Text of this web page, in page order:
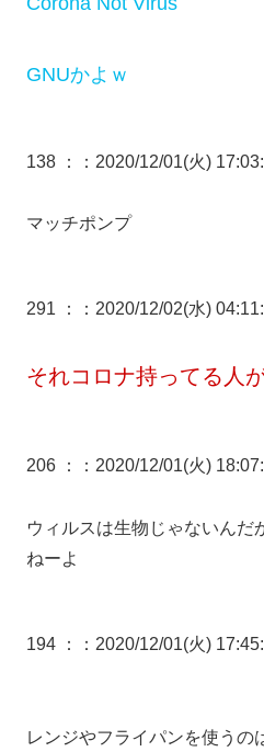
GNUかよｗ
138 ： ：2020/12/01(火)
マッチポンプ
291 ： ：2020/12/02(水)
それコロナ持ってる人
206 ： ：2020/12/01(火)
ウィルスは生物じゃないんだ
ねーよ
194 ： ：2020/12/01(火)
レンジやフライパンを使うの